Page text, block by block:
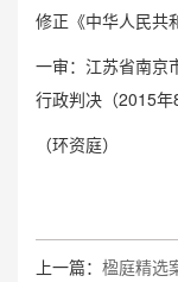
修正《中华人民共
一审：江苏省南京
行政判决（2015年
（环资庭）
上一篇： 楹庭精选